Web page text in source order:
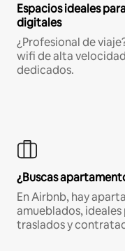
Espacios ideales
digitales
¿Profesional de
wifi de alta
dedicados.
¿Buscas
En Airbnb, hay
amueblados,
traslados y